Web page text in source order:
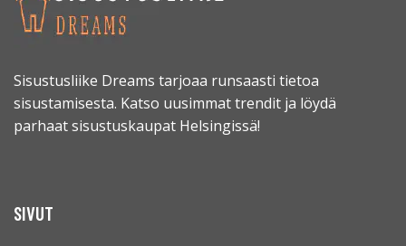
Sisustusliike Dreams tarjoaa runsaasti tietoa
sisustamisesta. Katso uusimmat trendit ja löydä
parhaat sisustuskaupat Helsingissä!
SIVUT